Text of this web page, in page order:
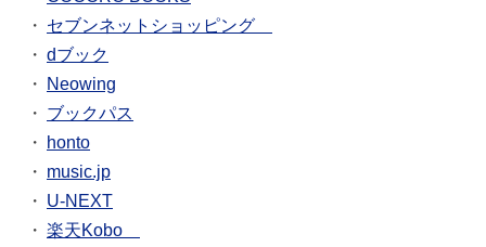
セブンネットショッピング
dブック
Neowing
ブックパス
honto
music.jp
U-NEXT
楽天Kobo